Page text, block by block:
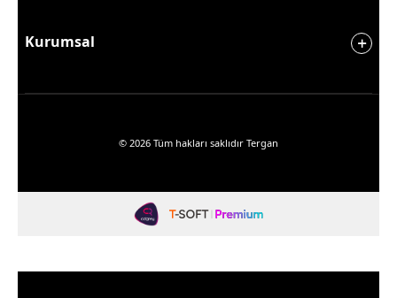
Kurumsal
© 2026 Tüm hakları saklıdır Tergan